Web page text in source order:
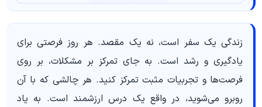
زندگی یک سفر است، نه یک مقصد. هر روز فرصتی برای
یادگیری و رشد است. به جای تمرکز بر مشکلات، بر روی
فرصت‌ها و تجربیات مثبت تمرکز کنید. هر چالشی که با آن
روبرو می‌شوید، در واقع یک درس ارزشمند است. به یاد